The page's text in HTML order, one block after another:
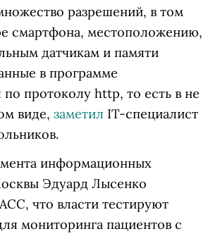
разрешений, в том
смартфона, местоположению,
датчикам и памяти
в программе
протоколу http, то есть в не
виде, заметил IT-специалист
информационных
Эдуард Лысенко
что власти тестируют
мониторинга пациентов с